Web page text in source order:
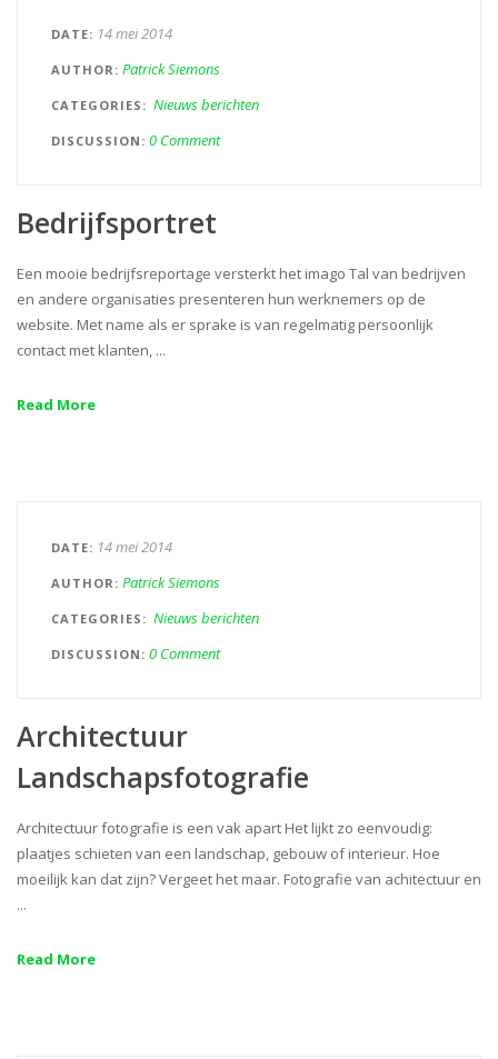
DATE 14 mei 2014
AUTHOR Patrick Siemons
CATEGORIES Nieuws berichten
DISCUSSION 0 Comment
Bedrijfsportret
Een mooie bedrijfsreportage versterkt het imago Tal van bedrijven
en andere organisaties presenteren hun werknemers op de
website. Met name als er sprake is van regelmatig persoonlijk
contact met klanten, ...
Read More
DATE 14 mei 2014
AUTHOR Patrick Siemons
CATEGORIES Nieuws berichten
DISCUSSION 0 Comment
Architectuur
Landschapsfotografie
Architectuur fotografie is een vak apart Het lijkt zo eenvoudig:
plaatjes schieten van een landschap, gebouw of interieur. Hoe
moeilijk kan dat zijn? Vergeet het maar. Fotografie van achitectuur en
...
Read More